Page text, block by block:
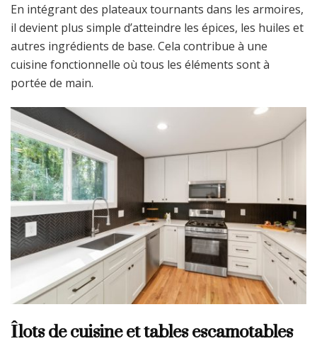
En intégrant des plateaux tournants dans les armoires,
il devient plus simple d’atteindre les épices, les huiles et
autres ingrédients de base. Cela contribue à une
cuisine fonctionnelle où tous les éléments sont à
portée de main.
Îlots de cuisine et tables escamotables